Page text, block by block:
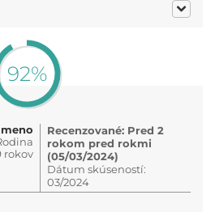
92%
rokov
Recenzované: Pred 2
rokom pred rokmi
(05/03/2024)
Dátum skúseností:
03/2024